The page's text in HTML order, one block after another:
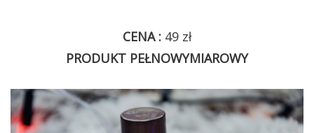
CENA :49 zł
PRODUKT PEŁNOWYMIAROWY